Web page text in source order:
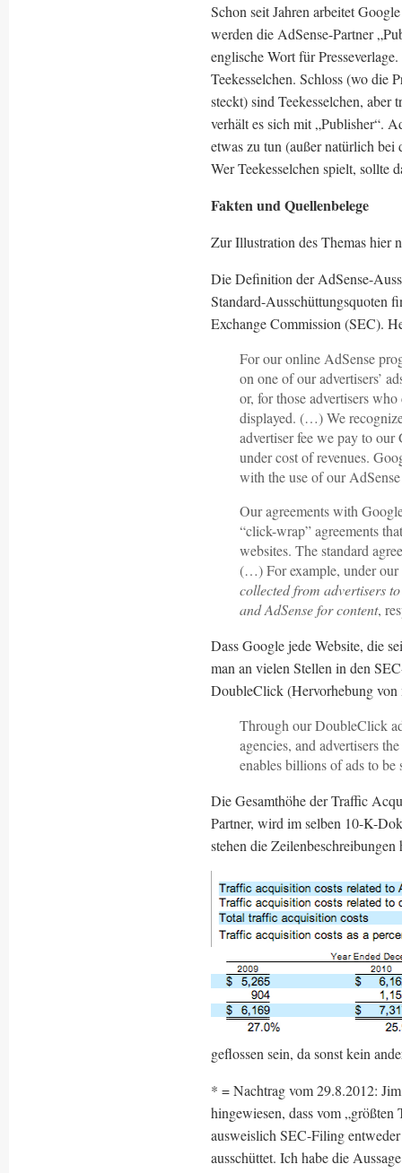
Schon seit Jahren arbeitet
werden die AdSense-Partner
englische Wort für
Teekesselchen. Schloss (wo die
steckt) sind Teekesselchen, aber
verhält es sich mit „Publisher“.
etwas zu tun (außer natürlich
Wer Teekesselchen spielt, sollte
Fakten und Quellenbelege
Zur Illustration des Themas hier
Die Definition der AdSense-
Standard-Ausschüttungsquoten
Exchange Commission (SEC).
For our online AdSense
on one of our advertisers’
or, for those advertisers
displayed. (…) We
advertiser fee we pay to
under cost of revenues.
with the use of our
Our agreements with
“click-wrap” agreements
websites. The standard
(…) For example, under our
collected from advertisers
and AdSense for content,
Dass Google jede Website, die
man an vielen Stellen in den
DoubleClick (Hervorhebung von
Through our DoubleClick
agencies, and advertisers
enables billions of ads to be
Die Gesamthöhe der Traffic
Partner, wird im selben 10-K-
stehen die
geflossen sein, da sonst kein
* = Nachtrag vom 29.8.2012:
hingewiesen, dass vom
ausweislich SEC-Filing
ausschüttet. Ich habe die